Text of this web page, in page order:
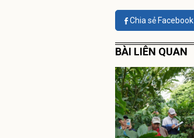
Chia sẻ Facebook
BÀI LIÊN QUAN